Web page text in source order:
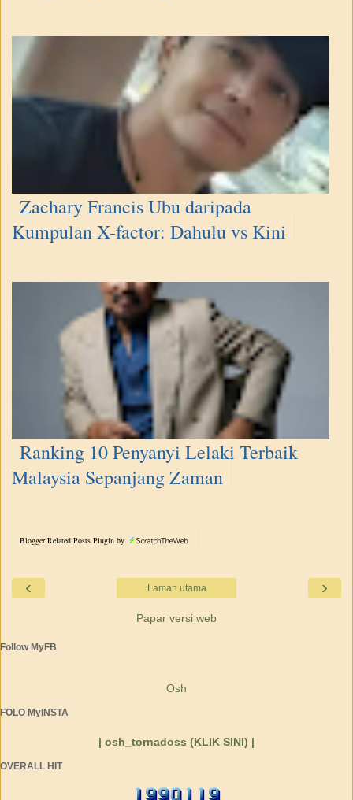
Zachary Francis Ubu daripada
Kumpulan X-factor: Dahulu vs Kini
Ranking 10 Penyanyi Lelaki Terbaik
Malaysia Sepanjang Zaman
Blogger Related Posts Plugin by
‹ ›
Laman utama
Papar versi web
Follow MyFB
Osh
FOLO MyINSTA
| osh_tornadoss (KLIK SINI) |
OVERALL HIT